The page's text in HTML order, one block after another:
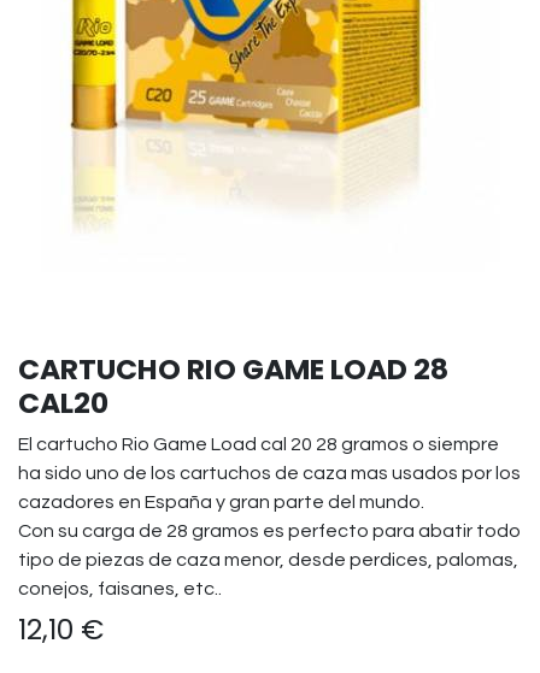
CARTUCHO RIO GAME LOAD 28
CAL20
El cartucho Rio Game Load cal 20 28 gramos o siempre
ha sido uno de los cartuchos de caza mas usados por los
cazadores en España y gran parte del mundo.
Con su carga de 28 gramos es perfecto para abatir todo
tipo de piezas de caza menor, desde perdices, palomas,
conejos, faisanes, etc..
12,10 €